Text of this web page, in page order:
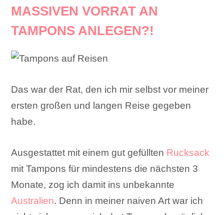
MASSIVEN VORRAT AN
TAMPONS ANLEGEN?!
Das war der Rat, den ich mir selbst vor meiner
ersten großen und langen Reise gegeben
habe.
Ausgestattet mit einem gut gefüllten Rucksack
mit Tampons für mindestens die nächsten 3
Monate, zog ich damit ins unbekannte
Australien. Denn in meiner naiven Art war ich